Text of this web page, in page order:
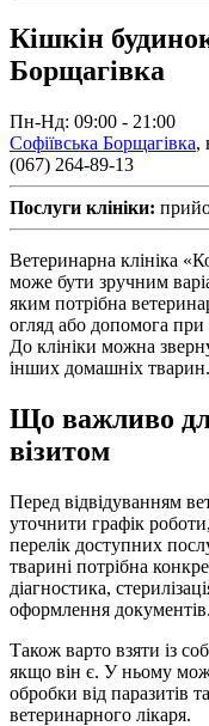
Кішкін
Борщагівка
Пн-Нд: 09:00 - 21:00
Софіївська Борщагівка,
(067) 264-89-13
Послуги клініки:
Ветеринарна клініка
може бути зручним
яким потрібна
огляд або допомога
До клініки можна
інших домашніх тварин.
Що важливо
візитом
Перед відвідуванням
уточнити графік
перелік доступних
тварині потрібна
діагностика,
оформлення документів.
Також варто взяти із
якщо він є. У ньому
обробки від паразитів
ветеринарного лікаря.